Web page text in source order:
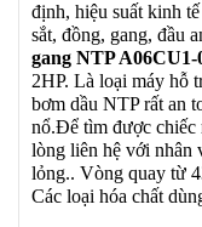
định, hiệu suất kinh
sắt, đồng, gang, đầu
gang NTP A06CU1-
2HP. Là loại máy hỗ
bơm dầu NTP rất an
nổ.Để tìm được chiếc
lòng liên hệ với nhân
lỏng.. Vòng quay từ
Các loại hóa chất